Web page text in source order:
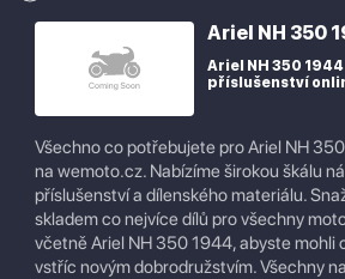
Ariel NH 350
Ariel NH 350
příslušenství
Všechno co potřebujete pro Ariel NH
na wemoto.cz. Nabízíme širokou škálu
příslušenství a dílenského materiálu.
skladem co nejvíce dílů pro všechny
včetně Ariel NH 350 1944, abyste mohli
vstříc novým dobrodružstvím. Všechny